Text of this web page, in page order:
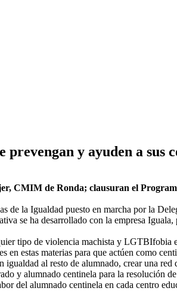
y ayuden a sus
CMIM de Ronda; clausuran el
de la Igualdad puesto en marcha por la
se ha desarrollado con la empresa
tipo de violencia machista y LGTBIfobia
en estas materias para que actúen como
al resto de alumnado, crear una
y alumnado centinela para la resolución
alumnado centinela en cada centro